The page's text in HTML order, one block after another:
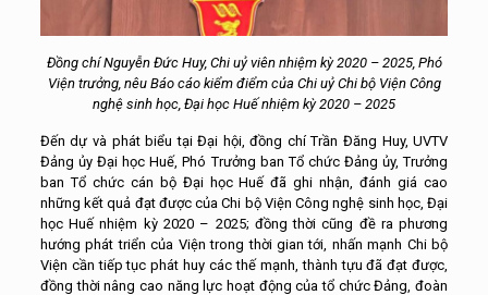
Đồng chí Nguyễn Đức Huy, Chi uỷ viên nhiệm kỳ 2020 – 2025, Phó
Viện trưởng, nêu Báo cáo kiểm điểm của Chi uỷ Chi bộ Viện Công
nghệ sinh học, Đại học Huế nhiệm kỳ 2020 – 2025
Đến dự và phát biểu tại Đại hội, đồng chí Trần Đăng Huy, UVTV
Đảng ủy Đại học Huế, Phó Trưởng ban Tổ chức Đảng ủy, Trưởng
ban Tổ chức cán bộ Đại học Huế đã ghi nhận, đánh giá cao
những kết quả đạt được của Chi bộ Viện Công nghệ sinh học, Đại
học Huế nhiệm kỳ 2020 – 2025; đồng thời cũng đề ra phương
hướng phát triển của Viện trong thời gian tới, nhấn mạnh Chi bộ
Viện cần tiếp tục phát huy các thế mạnh, thành tựu đã đạt được,
đồng thời nâng cao năng lực hoạt động của tổ chức Đảng, đoàn